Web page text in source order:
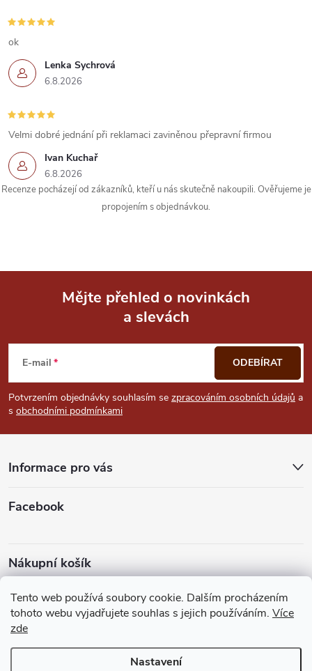
Tento web používá soubory cookie. Dalším procházením
tohoto webu vyjadřujete souhlas s jejich používáním. Více
zde
Nastavení
Lenka Sychrová
6.8.2026
ok
Ivan Kuchař
6.8.2026
Velmi dobré jednání při reklamaci zaviněnou přepravní firmou
Recenze pocházejí od zákazníků, kteří u nás skutečně nakoupili. Ověřujeme je
propojením s objednávkou.
p
a
Mějte přehled o novinkách
a slevách
E-mail
Potvrzením objednávky souhlasím se zpracováním osobních údajů a
s obchodními podmínkami
ODEBÍRAT
Informace pro vás
Facebook
Nákupní košík
0KS /0 KČ
Heureka.cz